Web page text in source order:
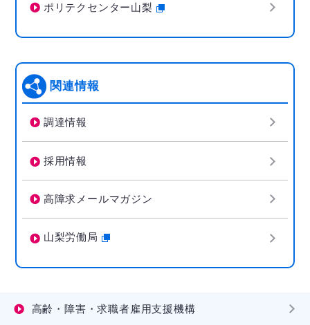
ポリテクセンター山梨
関連情報
調達情報
採用情報
高障求メールマガジン
山梨労働局
高齢・障害・求職者雇用支援機構